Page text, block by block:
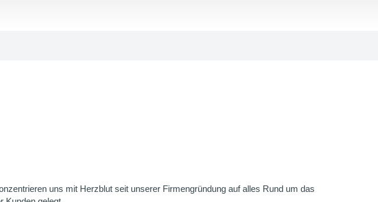
uns mit Herzblut seit unserer Firmengründung auf alles Rund um das